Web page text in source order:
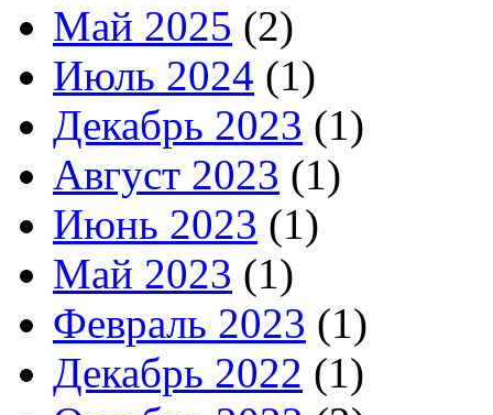
Май 2025 (2)
Июль 2024 (1)
Декабрь 2023 (1)
Август 2023 (1)
Июнь 2023 (1)
Май 2023 (1)
Февраль 2023 (1)
Декабрь 2022 (1)